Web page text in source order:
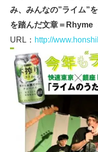
み、みんなの”ライム”
を踏んだ文章＝Rhyme
URL： http://